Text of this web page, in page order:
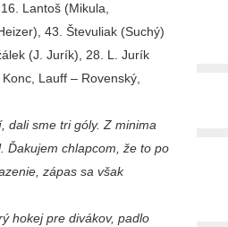
Lantoš (Mikula,
43. Števuliak (Suchý)
(J. Jurík), 28. L. Jurík
Konc, Lauff – Rovenský,
dali sme tri góly. Z minima
Ďakujem chlapcom, že to po
zápas sa však
hokej pre divákov, padlo